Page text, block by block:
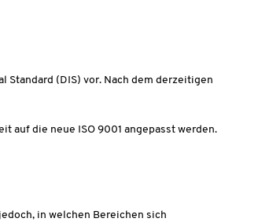
(DIS) vor. Nach dem derzeitigen
auf die neue ISO 9001 angepasst werden.
in welchen Bereichen sich